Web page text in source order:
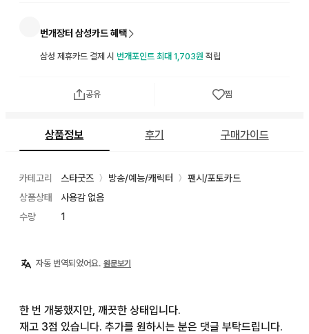
번개장터 삼성카드 혜택
삼성 제휴카드 결제 시 번개포인트 최대 1,703원 적립
공유 찜
상품정보 후기 구매가이드
카테고리 스타굿즈 〉 방송/예능/캐릭터 〉
팬시/포토카드
상품상태
사용감 없음
수량
1
자동 번역되었어요. 원문보기
한 번 개봉했지만, 깨끗한 상태입니다.
재고 3점 있습니다. 추가를 원하시는 분은 댓글 부탁드립니다.